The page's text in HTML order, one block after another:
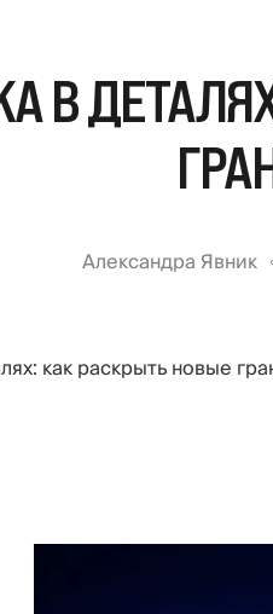
В
Александра Явник